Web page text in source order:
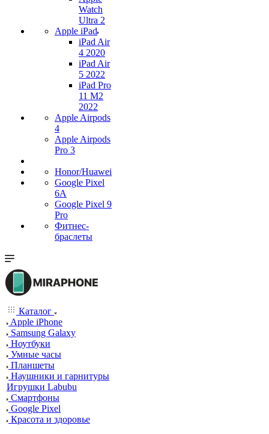
Watch
Ultra 2
Apple iPad
iPad Air
4 2020
iPad Air
5 2022
iPad Pro
11 M2
2022
Apple Airpods
4
Apple Airpods
Pro 3
Honor/Huawei
Google Pixel
6A
Google Pixel 9
Pro
Фитнес-
браслеты
Каталог
Apple iPhone
Samsung Galaxy
Ноутбуки
Умные часы
Планшеты
Наушники и гарнитуры
Игрушки Labubu
Смартфоны
Google Pixel
Красота и здоровье